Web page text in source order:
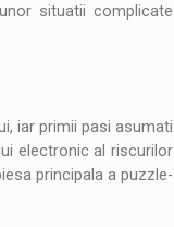
situatii complicate
iar primii pasi asumati
electronic al riscurilor
principala a puzzle-